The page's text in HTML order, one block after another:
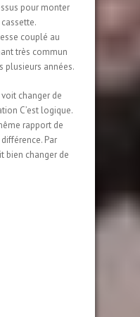
pour monter
couplé au
très commun
plusieurs années.
changer de
C’est logique.
rapport de
Par
bien changer de